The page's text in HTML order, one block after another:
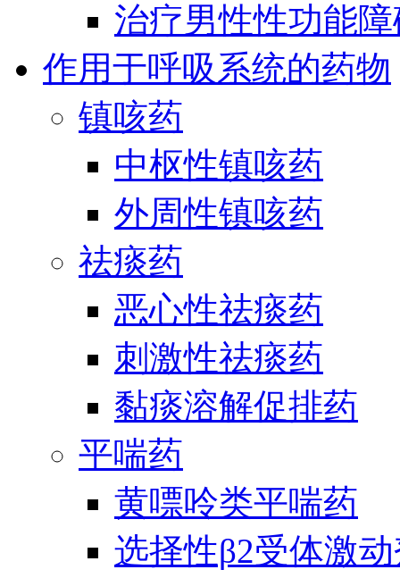
治疗男性性功能
作用于呼吸系统的药物
镇咳药
中枢性镇咳药
外周性镇咳药
祛痰药
恶心性祛痰药
刺激性祛痰药
黏痰溶解促排药
平喘药
黄嘌呤类平喘药
选择性β2受体激